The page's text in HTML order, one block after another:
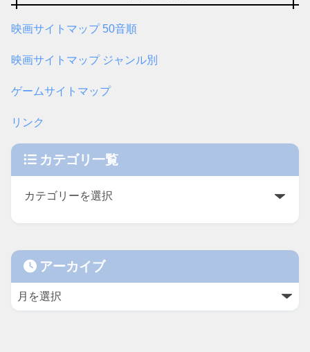
映画サイトマップ 50音順
映画サイトマップ ジャンル別
ゲームサイトマップ
リンク
カテゴリ一覧
アーカイブ